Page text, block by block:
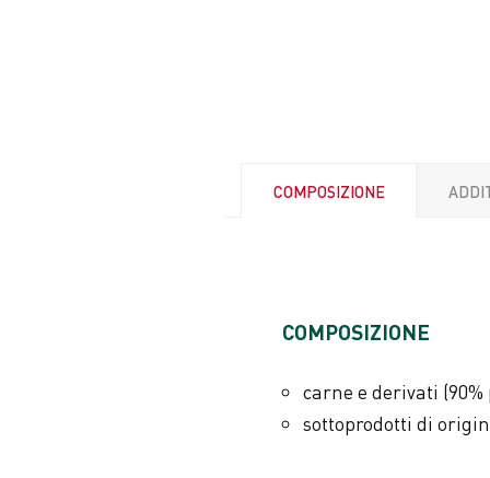
COMPOSIZIONE
COMPOSIZIONE
carne e derivati
sottoprodotti di